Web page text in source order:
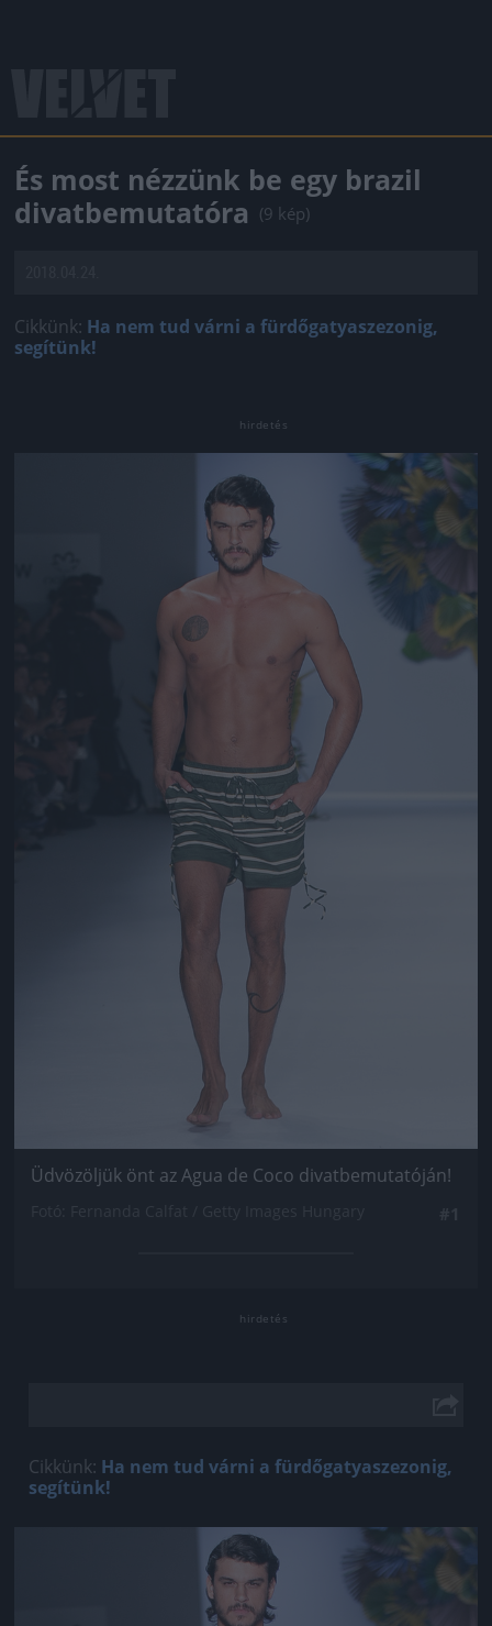
És most nézzünk be egy brazil
divatbemutatóra (9 kép)
Cikkünk: Ha nem tud várni a fürdőgatyaszezonig,
segítünk!
Jön még kép!
Üdvözöljük önt az Agua de Coco divatbemutatóján!
Cikkünk: Ha nem tud várni a fürdőgatyaszezonig,
segítünk!
Jön még kép!